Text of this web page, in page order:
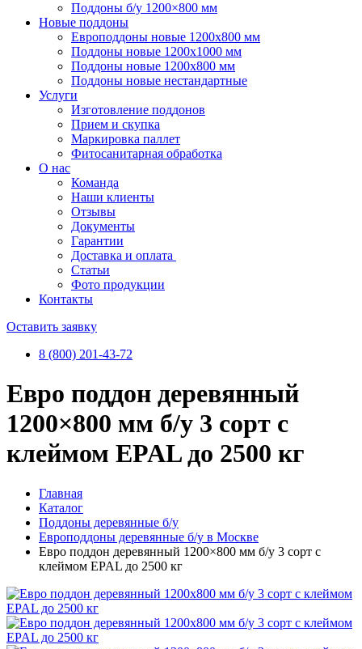
Поддоны б/у 1200×800 мм
Новые поддоны
Европоддоны новые 1200х800 мм
Поддоны новые 1200х1000 мм
Поддоны новые 1200х800 мм
Поддоны новые нестандартные
Услуги
Изготовление поддонов
Прием и скупка
Маркировка паллет
Фитосанитарная обработка
О нас
Команда
Наши клиенты
Отзывы
Документы
Гарантии
Доставка и оплата
Статьи
Фото продукции
Контакты
Оставить заявку
8 (800) 201-43-72
Евро поддон деревянный
1200×800 мм б/у 3 сорт с
клеймом EPAL до 2500 кг
Главная
Каталог
Поддоны деревянные б/у
Европоддоны деревянные б/у в Москве
Евро поддон деревянный 1200×800 мм б/у 3 сорт с
клеймом EPAL до 2500 кг